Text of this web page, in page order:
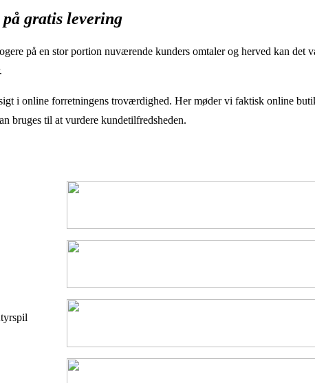
gratis levering
på en stor portion nuværende kunders omtaler og herved kan det
i online forretningens troværdighed. Her møder vi faktisk online
bruges til at vurdere kundetilfredsheden.